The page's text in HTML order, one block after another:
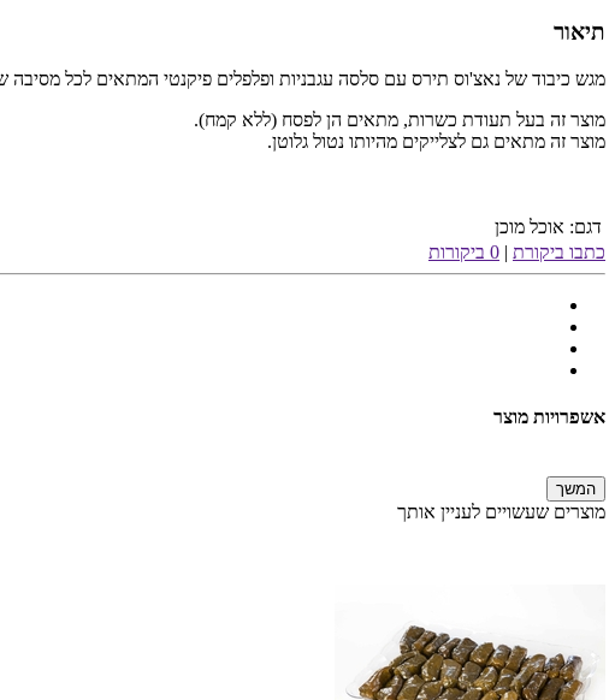
תיאור
מגש כיבוד של נאצ'וס תירס עם סלסה עגבניות ופלפלים פיקנטי המתאים לכל מסיבה
מוצר זה בעל תעודת כשרות, מתאים הן לפסח (ללא קמח).
מוצר זה מתאים גם לצלייקים מהיותו נטול גלוטן.
דגם: אוכל מוכן
כתבו ביקורת | 0 ביקורות
אשפרויות מוצר
המשך
מוצרים שעשויים לעניין אותך